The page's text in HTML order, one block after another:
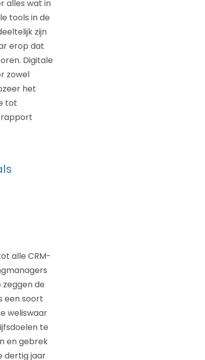
alles wat in
tools in de
zijn
erop dat
Digitale
zowel
het
tot
rapport
alle CRM-
de
een soort
weliswaar
te
en gebrek
dertig jaar